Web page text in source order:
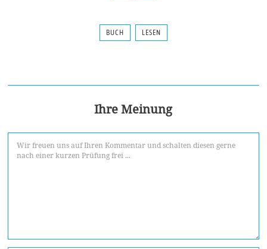
BUCH LESEN
Ihre Meinung